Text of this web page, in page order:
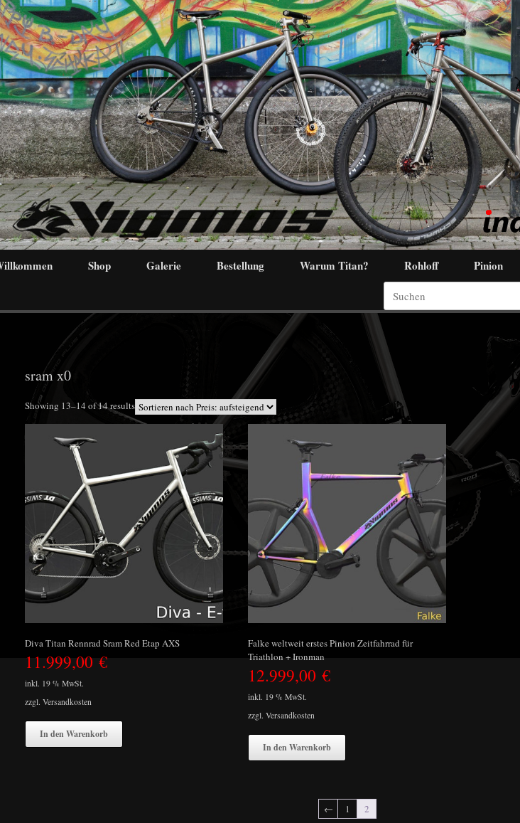
Shop Galerie Bestellung Warum Titan? Rohloff Pinion
Suchen
nach:
sram x0
Showing 13–14 of 14 resultsSorted
by
high
Diva Titan Rennrad Sram Red Etap AXS
11.999,00 €
inkl. 19 % MwSt.
zzgl. Versandkosten
In den Warenkorb
Falke weltweit erstes Pinion Zeitfahrrad für
Triathlon + Ironman
12.999,00 €
inkl. 19 % MwSt.
zzgl. Versandkosten
In den Warenkorb
← 1 2